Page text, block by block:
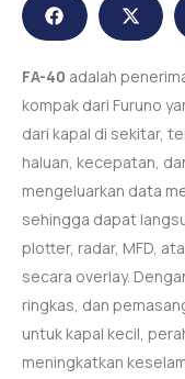
FA-40 adalah
kompak dari Furuno
dari kapal di sekitar,
haluan, kecepatan,
mengeluarkan data
sehingga dapat
plotter, radar, MFD,
secara overlay.
ringkas, dan
untuk kapal kecil,
meningkatkan